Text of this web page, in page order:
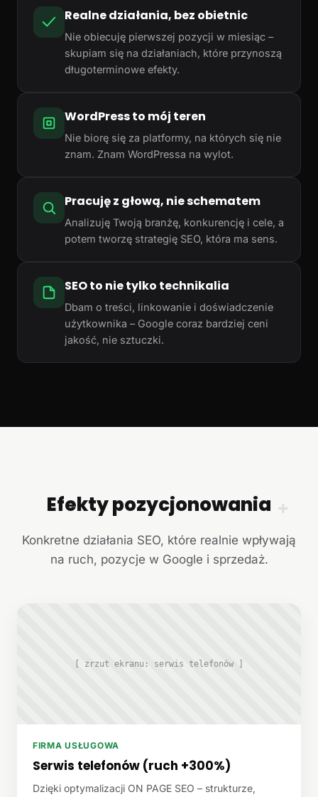
Realne działania, bez obietnic
Nie obiecuję pierwszej pozycji w miesiąc –
skupiam się na działaniach, które przynoszą
długoterminowe efekty.
WordPress to mój teren
Nie biorę się za platformy, na których się nie
znam. Znam WordPressa na wylot.
Pracuję z głową, nie schematem
Analizuję Twoją branżę, konkurencję i cele, a
potem tworzę strategię SEO, która ma sens.
SEO to nie tylko technikalia
Dbam o treści, linkowanie i doświadczenie
użytkownika – Google coraz bardziej ceni
jakość, nie sztuczki.
+
Efekty pozycjonowania
Konkretne działania SEO, które realnie wpływają
na ruch, pozycje w Google i sprzedaż.
[ zrzut ekranu: serwis telefonów ]
FIRMA USŁUGOWA
Serwis telefonów (ruch +300%)
Dzięki optymalizacji ON PAGE SEO – strukturze,